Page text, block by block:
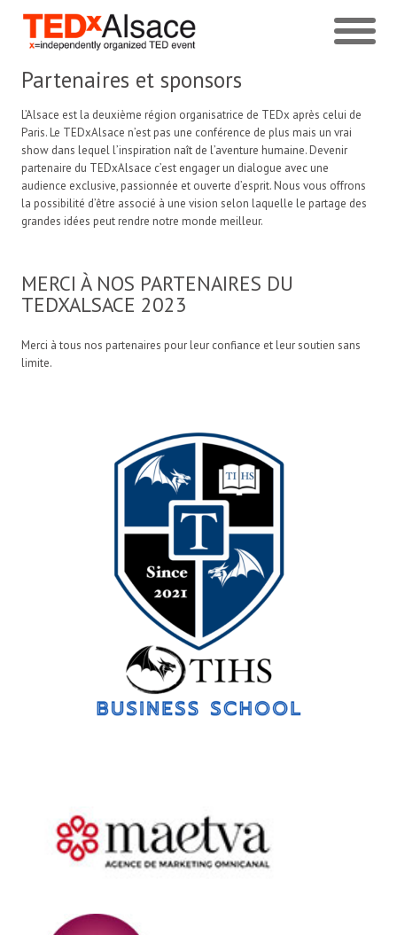
Partenaires et sponsors
L’Alsace est la deuxième région organisatrice de TEDx après celui de
Paris. Le TEDxAlsace n’est pas une conférence de plus mais un vrai
show dans lequel l’inspiration naît de l’aventure humaine. Devenir
partenaire du TEDxAlsace c’est engager un dialogue avec une
audience exclusive, passionnée et ouverte d’esprit. Nous vous offrons
la possibilité d’être associé à une vision selon laquelle le partage des
grandes idées peut rendre notre monde meilleur.
MERCI À NOS PARTENAIRES DU
TEDXALSACE 2023
Merci à tous nos partenaires pour leur confiance et leur soutien sans
limite.